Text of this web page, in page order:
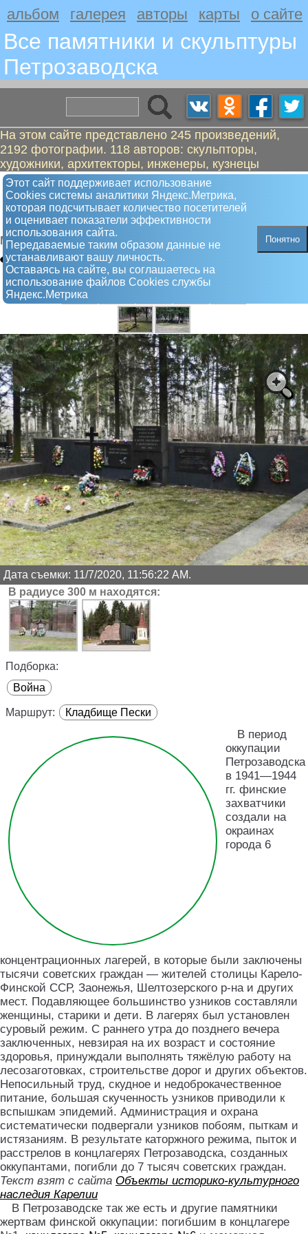
альбом галерея авторы карты о сайте
Все памятники и скульптуры
Петрозаводскa
На этом сайте представлено 245 произведений,
2192 фотографии. 118 авторов: скульпторы,
художники, архитекторы, инженеры, кузнецы
Этот сайт поддерживает использование
Сookies системы аналитики Яндекс.Метрика,
которая подсчитывает количество посетителей
и оценивает показатели эффективности
использования сайта.
Передаваемые таким образом данные не
устанавливают вашу личность.
Оставаясь на сайте, вы соглашаетесь на
использование файлов Сookies службы
Яндекс.Метрика
Понятно
Памяти узников фашистских
концлагерей и жертв оккупации
Петрозаводска
Мемориал
Дата съемки: 11/7/2020, 11:56:22 AM.
В радиусе 300 м находятся:
Подборка:
Война
Маршрут: Кладбище Пески
В период
оккупации
Петрозаводска
в 1941—1944
гг. финские
захватчики
создали на
окраинах
города 6
концентрационных лагерей, в которые были заключены
тысячи советских граждан — жителей столицы Карело-
Финской ССР, Заонежья, Шелтозерского р-на и других
мест. Подавляющее большинство узников составляли
женщины, старики и дети. В лагерях был установлен
суровый режим. С раннего утра до позднего вечера
заключенных, невзирая на их возраст и состояние
здоровья, принуждали выполнять тяжёлую работу на
лесозаготовках, строительстве дорог и других объектов.
Непосильный труд, скудное и недоброкачественное
питание, большая скученность узников приводили к
вспышкам эпидемий. Администрация и охрана
систематически подвергали узников побоям, пыткам и
истязаниям. В результате каторжного режима, пыток и
расстрелов в концлагерях Петрозаводска, созданных
оккупантами, погибли до 7 тысяч советских граждан.
Текст взят с сайта Объекты историко-культурного
наследия Карелии
В Петрозаводске так же есть и другие памятники
жертвам финской оккупации: погибшим в концлагерe